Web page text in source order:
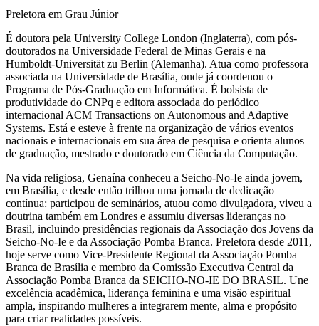
Preletora em Grau Júnior
É doutora pela University College London (Inglaterra), com pós-
doutorados na Universidade Federal de Minas Gerais e na
Humboldt-Universität zu Berlin (Alemanha). Atua como professora
associada na Universidade de Brasília, onde já coordenou o
Programa de Pós-Graduação em Informática. É bolsista de
produtividade do CNPq e editora associada do periódico
internacional ACM Transactions on Autonomous and Adaptive
Systems. Está e esteve à frente na organização de vários eventos
nacionais e internacionais em sua área de pesquisa e orienta alunos
de graduação, mestrado e doutorado em Ciência da Computação.
Na vida religiosa, Genaína conheceu a Seicho-No-Ie ainda jovem,
em Brasília, e desde então trilhou uma jornada de dedicação
contínua: participou de seminários, atuou como divulgadora, viveu a
doutrina também em Londres e assumiu diversas lideranças no
Brasil, incluindo presidências regionais da Associação dos Jovens da
Seicho-No-Ie e da Associação Pomba Branca. Preletora desde 2011,
hoje serve como Vice-Presidente Regional da Associação Pomba
Branca de Brasília e membro da Comissão Executiva Central da
Associação Pomba Branca da SEICHO-NO-IE DO BRASIL. Une
excelência acadêmica, liderança feminina e uma visão espiritual
ampla, inspirando mulheres a integrarem mente, alma e propósito
para criar realidades possíveis.